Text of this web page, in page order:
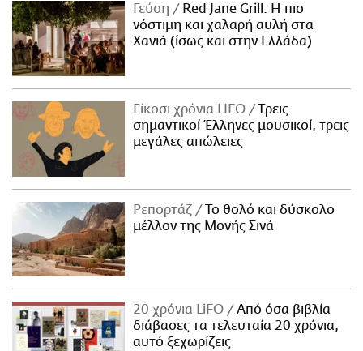
Γεύση
Red Jane Grill: Η πιο
νόστιμη και χαλαρή αυλή στα
Χανιά (ίσως και στην Ελλάδα)
Είκοσι χρόνια LIFO
Tρεις
σημαντικοί Έλληνες μουσικοί, τρεις
μεγάλες απώλειες
Ρεπορτάζ
Το θολό και δύσκολο
μέλλον της Μονής Σινά
20 χρόνια LiFO
Από όσα βιβλία
διάβασες τα τελευταία 20 χρόνια,
αυτό ξεχωρίζεις